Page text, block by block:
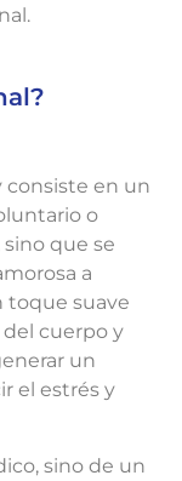
consiste en un
o
que se
a
toque suave
del cuerpo y
un
el estrés y
sino de un